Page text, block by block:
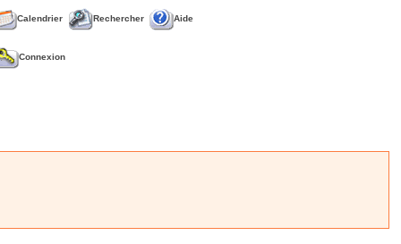
Calendrier Rechercher Aide
Connexion